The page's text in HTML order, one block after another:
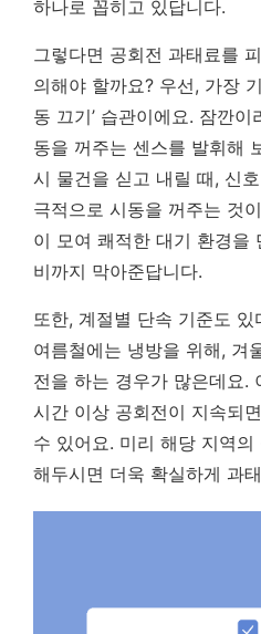
하나로 꼽히고 있답니다.
그렇다면 공회전 과태료를
의해야 할까요? 우선, 가장
동 끄기’ 습관이에요. 잠깐
동을 꺼주는 센스를 발휘해
시 물건을 싣고 내릴 때, 신
극적으로 시동을 꺼주는 것
이 모여 쾌적한 대기 환경을
비까지 막아준답니다.
또한, 계절별 단속 기준도
여름철에는 냉방을 위해, 겨
전을 하는 경우가 많은데요.
시간 이상 공회전이 지속되
수 있어요. 미리 해당 지역
해두시면 더욱 확실하게 과